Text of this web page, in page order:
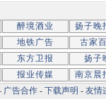
醉境酒业
扬子晚
地铁广告
古家
东方卫报
扬子
报业传媒
南京晨
广告合作 - 下载声明 - 友情